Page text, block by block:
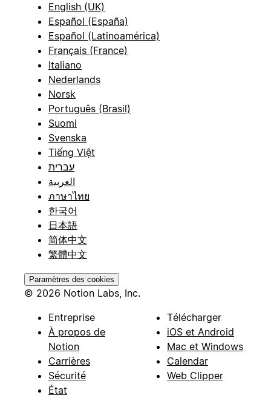
English (UK)
Español (España)
Español (Latinoamérica)
Français (France)
Italiano
Nederlands
Norsk
Português (Brasil)
Suomi
Svenska
Tiếng Việt
עברית
العربية
ภาษาไทย
한국어
日本語
简体中文
繁體中文
Paramètres des cookies
© 2026 Notion Labs, Inc.
Entreprise
À propos de
Notion
Carrières
Sécurité
État
Télécharger
iOS et Android
Mac et Windows
Calendar
Web Clipper